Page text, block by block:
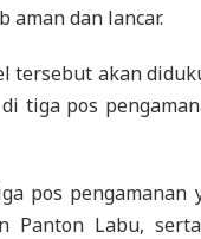
dan lancar.
tersebut akan
tiga pos
pos
Panton Labu,